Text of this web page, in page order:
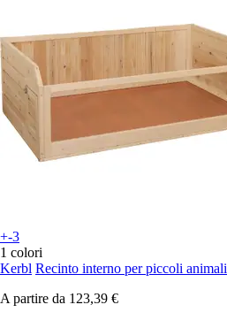
+-3
1 colori
Kerbl Recinto interno per piccoli animali
A partire da 123,39 €